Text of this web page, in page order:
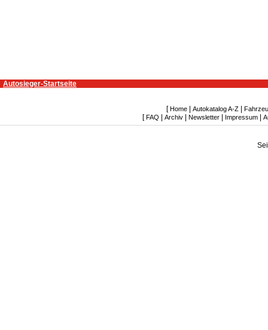
Autosieger-Startseite
[ Home Autokatalog A-Z
[ FAQ Archiv| Newsletter| Impressum|